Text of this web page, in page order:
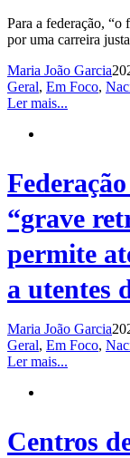
Para a federação,
por uma carreira
Maria João Garcia
Geral, Em Foco,
Ler mais...
“grave
permite
a utentes
Maria João Garcia
Geral, Em Foco,
Ler mais...
Centros